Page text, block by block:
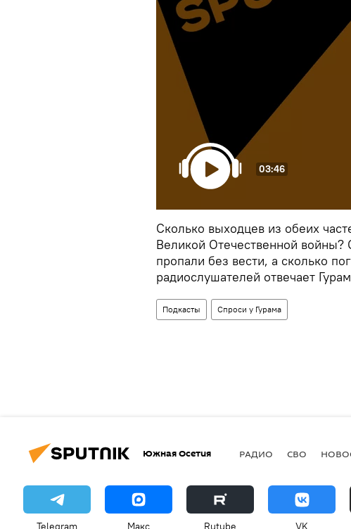
03:46
Сколько выходцев из обеих
Великой Отечественной войны?
пропали без вести, а сколько
радиослушателей отвечает
Подкасты Спроси у Гурама
Южная Осетия РАДИО СВО
Telegram Макс Rutube VK